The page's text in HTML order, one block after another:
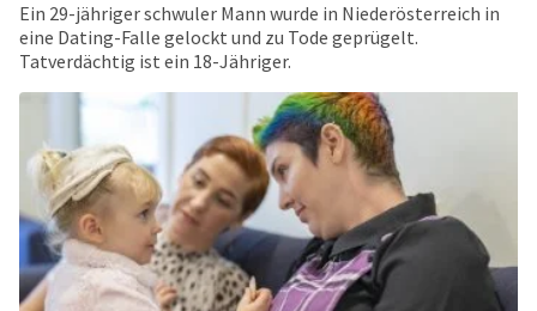
Ein 29-jähriger schwuler Mann wurde in Niederösterreich in
eine Dating-Falle gelockt und zu Tode geprügelt.
Tatverdächtig ist ein 18-Jähriger.